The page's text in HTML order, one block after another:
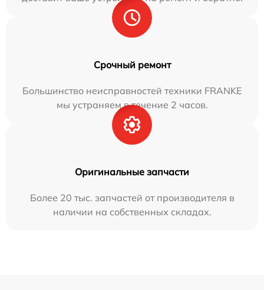
Срочный ремонт
Большинство неисправностей техники FRANKE
мы устраняем в течение 2 часов.
Оригинальные запчасти
Более 20 тыс. запчастей от производителя в
наличии на собственных складах.